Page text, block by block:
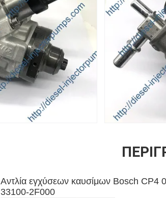
Αντλία εγχύσεων καυσίμων Bosch
33100-2F000